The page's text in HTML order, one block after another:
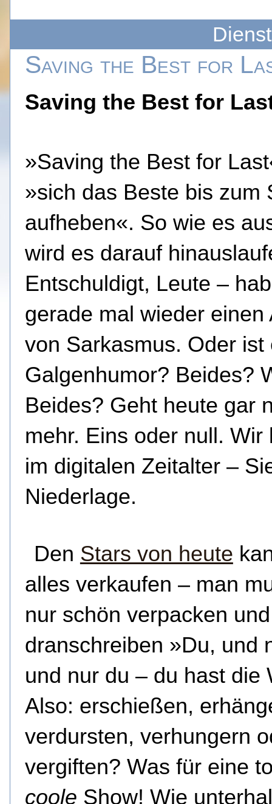
Saving the Best for
Saving the Best for
»Saving the Best for
»sich das Beste bis zum
aufheben«. So wie es
wird es darauf
Entschuldigt, Leute –
gerade mal wieder einen
von Sarkasmus. Oder ist
Galgenhumor? Beides?
Beides? Geht heute gar
mehr. Eins oder null. Wir
im digitalen Zeitalter –
Niederlage.
Den Stars von heute
alles verkaufen – man
nur schön verpacken und
dranschreiben »Du, und
und nur du – du hast die
Also: erschießen,
verdursten, verhungern
vergiften? Was für eine
coole Show! Wie